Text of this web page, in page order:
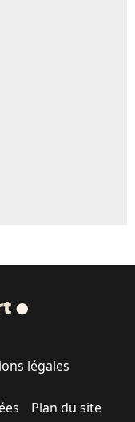
légales
Plan du site